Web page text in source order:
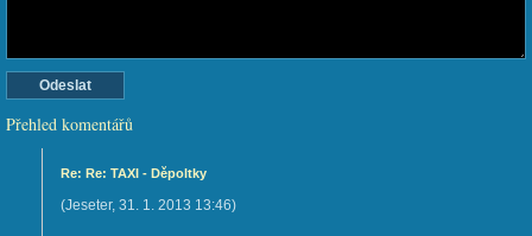
Přehled komentářů
Re: Re: TAXI - Děpoltky
(Jeseter, 31. 1. 2013 13:46)